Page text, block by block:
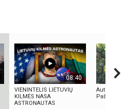
08:40
VIENINTELIS LIETUVIŲ
KILMĖS NASA
ASTRONAUTAS
Autorius
Paškevičius